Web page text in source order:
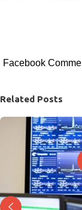
Facebook
Related Posts